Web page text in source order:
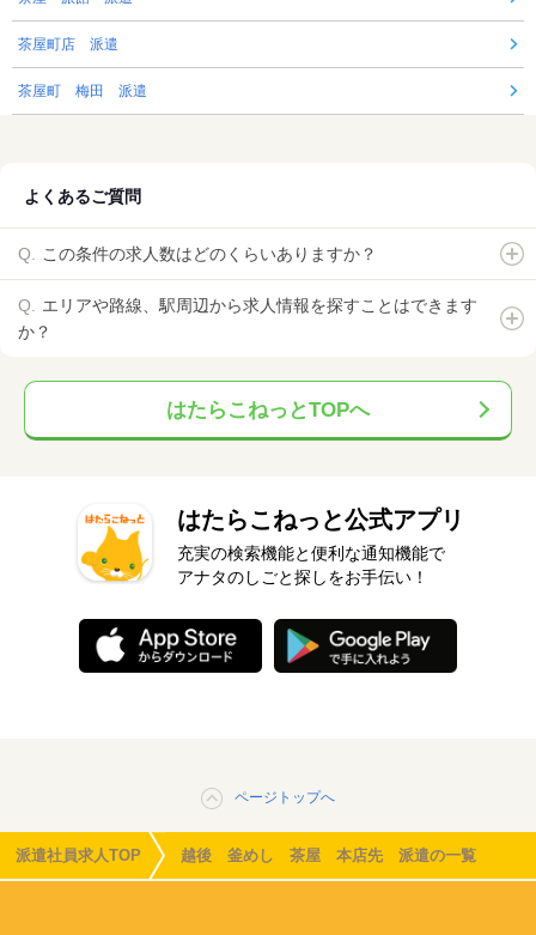
茶屋町店 派遣
茶屋町 梅田 派遣
よくあるご質問
この条件の求人数はどのくらいありますか？
エリアや路線、駅周辺から求人情報を探すことはできます
か？
はたらこねっとTOPへ
はたらこねっと公式アプリ
充実の検索機能と便利な通知機能で
アナタのしごと探しをお手伝い！
ページトップへ
派遣社員求人TOP 越後 釜めし 茶屋 本店先 派遣の一覧